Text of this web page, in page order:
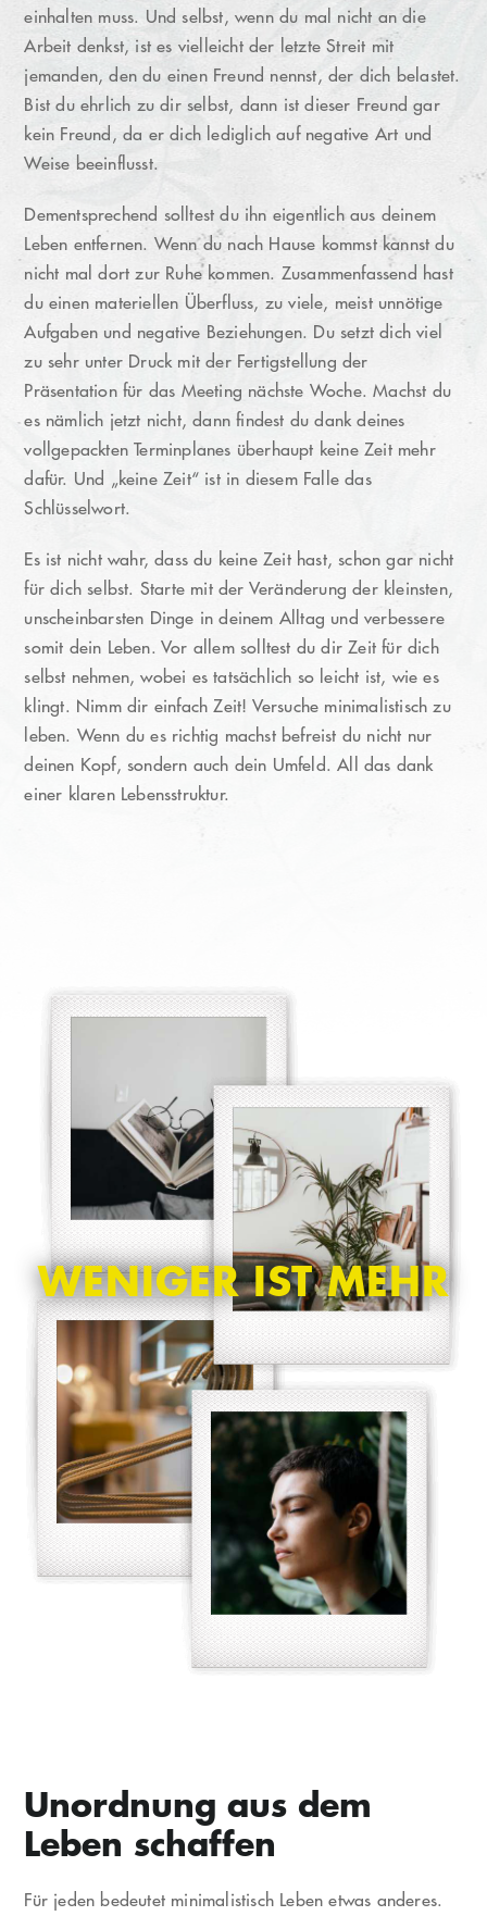
einhalten muss. Und selbst, wenn du mal nicht an die
Arbeit denkst, ist es vielleicht der letzte Streit mit
jemanden, den du einen Freund nennst, der dich belastet.
Bist du ehrlich zu dir selbst, dann ist dieser Freund gar
kein Freund, da er dich lediglich auf negative Art und
Weise beeinflusst.
Dementsprechend solltest du ihn eigentlich aus deinem
Leben entfernen. Wenn du nach Hause kommst kannst du
nicht mal dort zur Ruhe kommen. Zusammenfassend hast
du einen materiellen Überfluss, zu viele, meist unnötige
Aufgaben und negative Beziehungen. Du setzt dich viel
zu sehr unter Druck mit der Fertigstellung der
Präsentation für das Meeting nächste Woche. Machst du
es nämlich jetzt nicht, dann findest du dank deines
vollgepackten Terminplanes überhaupt keine Zeit mehr
dafür. Und „keine Zeit“ ist in diesem Falle das
Schlüsselwort.
Es ist nicht wahr, dass du keine Zeit hast, schon gar nicht
für dich selbst. Starte mit der Veränderung der kleinsten,
unscheinbarsten Dinge in deinem Alltag und verbessere
somit dein Leben. Vor allem solltest du dir Zeit für dich
selbst nehmen, wobei es tatsächlich so leicht ist, wie es
klingt. Nimm dir einfach Zeit! Versuche minimalistisch zu
leben. Wenn du es richtig machst befreist du nicht nur
deinen Kopf, sondern auch dein Umfeld. All das dank
einer klaren Lebensstruktur.
WENIGER IST MEHR
Unordnung aus dem
Leben schaffen
Für jeden bedeutet minimalistisch Leben etwas anderes.